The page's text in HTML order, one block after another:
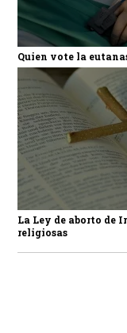
Quien vote la
La Ley de aborto de
religiosas